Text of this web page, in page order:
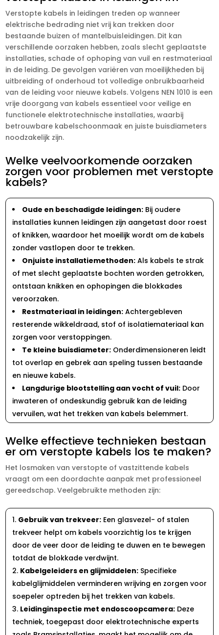
Verstopte kabels in leidingen treden op wanneer
elektrische bedrading niet vrij kan trekken door
bestaande buizen of mantelbuisleidingen.​ Dit kan
verschillende oorzaken hebben, zoals slecht geplaatste
installaties, schade of ophoping van vuil en restmateriaal
in de leiding.​ De gevolgen variëren van moeilijkheden bij
uitbreiding of onderhoud tot volledige onbruikbaarheid
van de leiding voor nieuwe kabels.​ Volgens NEN 1010 is een
vrije doorgang van kabels essentieel voor veilige en
functionele elektrotechnische installaties, waarbij
betrouwbare kabelschoonmaak en juiste buisdiameters
noodzakelijk zijn.​
Welke veelvoorkomende oorzaken
zorgen voor problemen met verstopte
kabels?
Oude en beschadigde leidingen: Bij oudere
installaties kunnen leidingen zijn aangetast door roest
of knikken, waardoor het moeilijk wordt om de kabels
zonder vastlopen door te trekken.​
Onjuiste installatiemethoden: Als kabels te strak
of met slecht geplaatste bochten worden getrokken,
ontstaan knikken en ophopingen die blokkades
veroorzaken.​
Restmateriaal in leidingen: Achtergebleven
resterende wikkeldraad, stof of isolatiemateriaal kan
zorgen voor verstoppingen.​
Te kleine buisdiameter: Onderdimensioneren leidt
tot overlap en gebrek aan speling tussen bestaande
en nieuwe kabels.​
Langdurige blootstelling aan vocht of vuil: Door
inwateren of ondeskundig gebruik kan de leiding
vervuilen, wat het trekken van kabels belemmert.​
Welke effectieve technieken bestaan
er om verstopte kabels los te maken?
Het losmaken van verstopte of vastzittende kabels
vraagt om een doordachte aanpak met professioneel
gereedschap.​ Veelgebruikte methoden zijn:
Gebruik van trekveer: Een glasvezel- of stalen
trekveer helpt om kabels voorzichtig los te krijgen
door de veer door de leiding te duwen en te bewegen
totdat de blokkade verdwijnt.​
Kabelgeleiders en glijmiddelen: Specifieke
kabelglijmiddelen verminderen wrijving en zorgen voor
soepeler optreden bij het trekken van kabels.​
Leidinginspectie met endoscoopcamera: Deze
techniek, toegepast door elektrotechnische experts